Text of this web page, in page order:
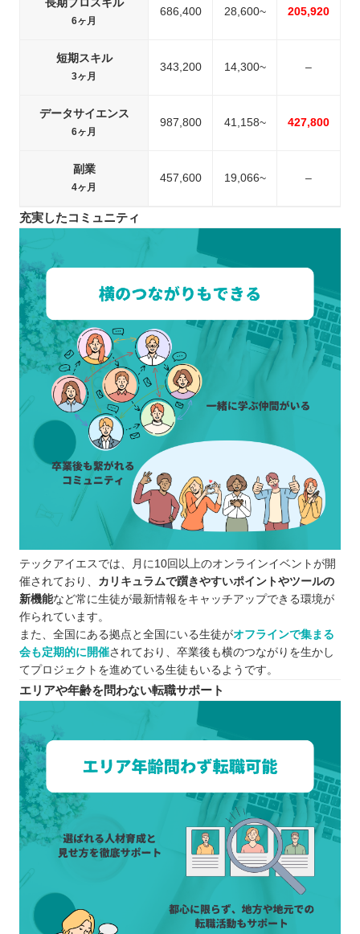
長期プロスキル
6ヶ月
686,400 28,600~ 205,920
短期スキル
3ヶ月
343,200 14,300~ –
データサイエンス
6ヶ月
987,800 41,158~ 427,800
副業
4ヶ月
457,600 19,066~ –
充実したコミュニティ
テックアイエスでは、月に10回以上のオンラインイベントが開
催されており、 カリキュラムで躓きやすいポイントやツールの
新機能など常に生徒が最新情報をキャッチアップできる環境が
作られています。
また、全国にある拠点と全国にいる生徒がオフラインで集まる
会も定期的に開催されており、卒業後も横のつながりを生かし
てプロジェクトを進めている生徒もいるようです。
エリアや年齢を問わない転職サポート